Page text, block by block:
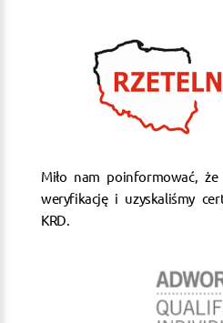
Miło nam poinformować,
weryfikację i uzyskaliśmy
KRD.